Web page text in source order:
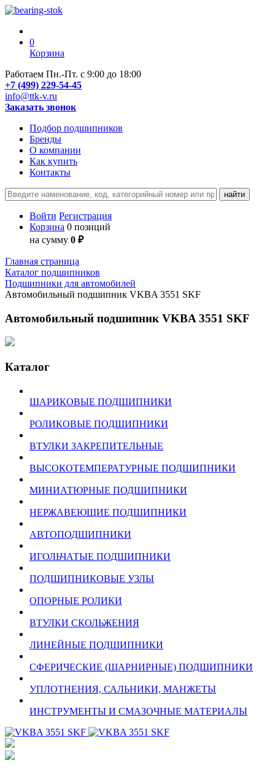
0
Корзина
Работаем Пн.-Пт. с 9:00 до 18:00
+7 (499) 229-54-45
info@ttk-v.ru
Заказать звонок
Подбор подшипников
Бренды
О компании
Как купить
Контакты
Войти Регистрация
Корзина 0 позиций
на сумму 0 ₽
Главная страница
Каталог подшипников
Подшипники для автомобилей
Автомобильный подшипник VKBA 3551 SKF
Автомобильный подшипник VKBA 3551 SKF
Каталог
ШАРИКОВЫЕ ПОДШИПНИКИ
РОЛИКОВЫЕ ПОДШИПНИКИ
ВТУЛКИ ЗАКРЕПИТЕЛЬНЫЕ
ВЫСОКОТЕМПЕРАТУРНЫЕ ПОДШИПНИКИ
МИНИАТЮРНЫЕ ПОДШИПНИКИ
НЕРЖАВЕЮЩИЕ ПОДШИПНИКИ
АВТОПОДШИПНИКИ
ИГОЛЬЧАТЫЕ ПОДШИПНИКИ
ПОДШИПНИКОВЫЕ УЗЛЫ
ОПОРНЫЕ РОЛИКИ
ВТУЛКИ СКОЛЬЖЕНИЯ
ЛИНЕЙНЫЕ ПОДШИПНИКИ
СФЕРИЧЕСКИЕ (ШАРНИРНЫЕ) ПОДШИПНИКИ
УПЛОТНЕНИЯ, САЛЬНИКИ, МАНЖЕТЫ
ИНСТРУМЕНТЫ И СМАЗОЧНЫЕ МАТЕРИАЛЫ